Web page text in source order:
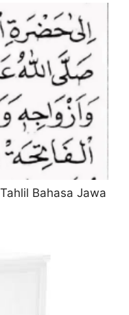
Bahasa Jawa